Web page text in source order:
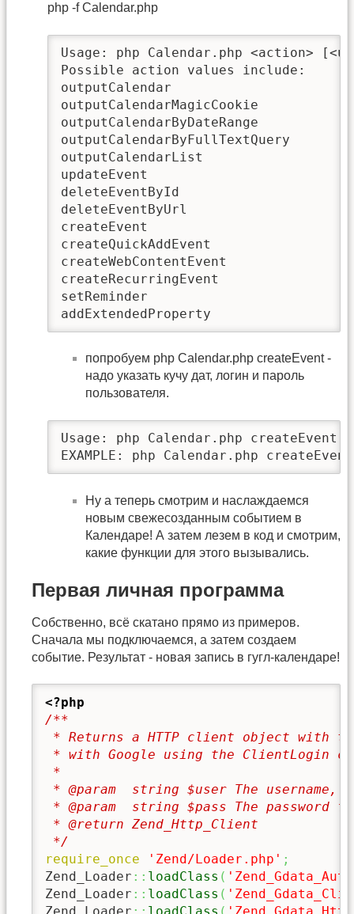
php -f Calendar.php
Usage: php Calendar.php <action>
Possible action values include:
outputCalendar
outputCalendarMagicCookie
outputCalendarByDateRange
outputCalendarByFullTextQuery
outputCalendarList
updateEvent
deleteEventById
deleteEventByUrl
createEvent
createQuickAddEvent
createWebContentEvent
createRecurringEvent
setReminder
addExtendedProperty
попробуем php Calendar.php createEvent -
надо указать кучу дат, логин и пароль
пользователя.
Usage: php Calendar.php createEvent
EXAMPLE: php Calendar.php
Ну а теперь смотрим и наслаждаемся
новым свежесозданным событием в
Календаре! А затем лезем в код и смотрим,
какие функции для этого вызывались.
Первая личная программа
Собственно, всё скатано прямо из примеров.
Сначала мы подключаемся, а затем создаем
событие. Результат - новая запись в гугл-календаре!
<?php
/**
* Returns a HTTP client object with
* with Google using the ClientLogin
*
* @param  string $user The
* @param  string $pass The password
* @return Zend_Http_Client
*/
require_once
'Zend/Loader.php' ;
Zend_Loader :: loadClass (
Zend_Loader :: loadClass (
Zend_Loader :: loadClass (